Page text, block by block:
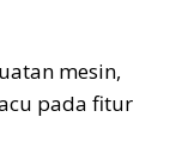
mesin,
pada fitur